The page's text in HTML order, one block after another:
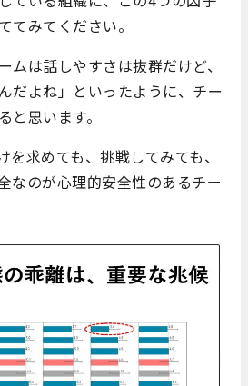
てみてください。
ムは話しやすさは抜群だけど、
だよね」といったように、チー
と思います。
を求めても、挑戦してみても、
なのが心理的安全性のあるチー